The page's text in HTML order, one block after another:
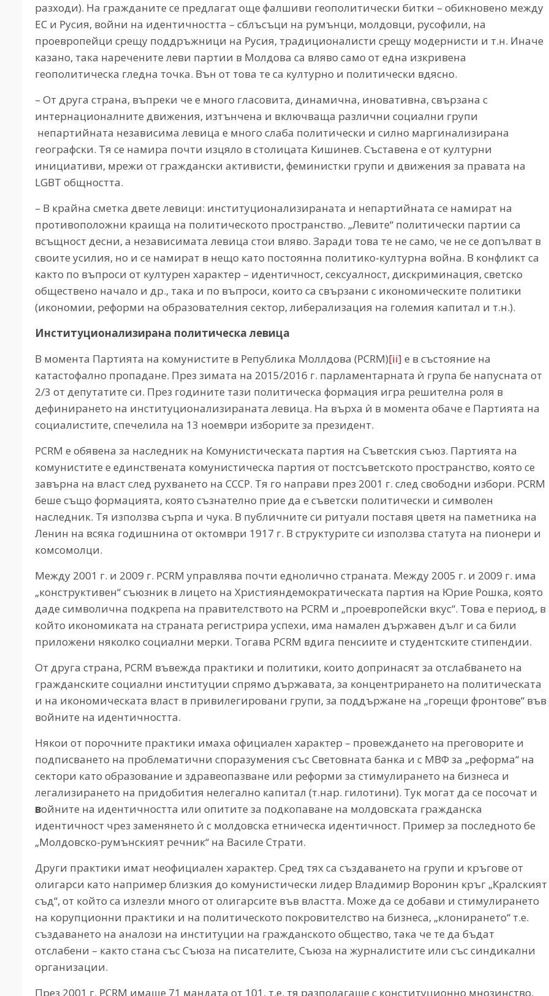
разходи). На гражданите се предлагат още фалшиви геополитически битки – обикновено между
ЕС и Русия, войни на идентичността – сблъсъци на румънци, молдовци, русофили, на
проевропейци срещу поддръжници на Русия, традиционалисти срещу модернисти и т.н. Иначе
казано, така наречените леви партии в Молдова са вляво само от една изкривена
геополитическа гледна точка. Вън от това те са културно и политически вдясно.
– От друга страна, въпреки че е много гласовита, динамична, иновативна, свързана с
интернационалните движения, изтънчена и включваща различни социални групи
непартийната независима левица е много слаба политически и силно маргинализирана
географски. Тя се намира почти изцяло в столицата Кишинев. Съставена е от културни
инициативи, мрежи от граждански активисти, феминистки групи и движения за правата на
LGBT общността.
– В крайна сметка двете левици: институционализираната и непартийната се намират на
противоположни краища на политическото пространство. „Левите“ политически партии са
всъщност десни, а независимата левица стои вляво. Заради това те не само, че не се допълват в
своите усилия, но и се намират в нещо като постоянна политико-културна война. В конфликт са
както по въпроси от културен характер – идентичност, сексуалност, дискриминация, светско
обществено начало и др., така и по въпроси, които са свързани с икономическите политики
(икономии, реформи на образователния сектор, либерализация на големия капитал и т.н.).
Институционализирана политическа левица
В момента Партията на комунистите в Република Моллдова (PCRM)[ii] е в състояние на
катастофално пропадане. През зимата на 2015/2016 г. парламентарната ѝ група бе напусната от
2/3 от депутатите си. През годините тази политическа формация игра решителна роля в
дефинирането на институционализираната левица. На върха ѝ в момента обаче е Партията на
социалистите, спечелила на 13 ноември изборите за президент.
PCRM е обявена за наследник на Комунистическата партия на Съветския съюз. Партията на
комунистите е единствената комунистическа партия от постсъветското пространство, която се
завърна на власт след рухването на СССР. Тя го направи през 2001 г. след свободни избори. PCRM
беше също формацията, която съзнателно прие да е съветски политически и символен
наследник. Тя използва сърпа и чука. В публичните си ритуали поставя цветя на паметника на
Ленин на всяка годишнина от октомври 1917 г. В структурите си използва статута на пионери и
комсомолци.
Между 2001 г. и 2009 г. PCRM управлява почти еднолично страната. Между 2005 г. и 2009 г. има
„конструктивен“ съюзник в лицето на Християндемократическата партия на Юрие Рошка, която
даде символична подкрепа на правителството на PCRM и „проевропейски вкус“. Това е период, в
който икономиката на страната регистрира успехи, има намален държавен дълг и са били
приложени няколко социални мерки. Тогава PCRM вдига пенсиите и студентските стипендии.
От друга страна, PCRM въвежда практики и политики, които допринасят за отслабването на
гражданските социални институции спрямо държавата, за концентрирането на политическата
и на икономическата власт в привилегировани групи, за поддържане на „горещи фронтове“ във
войните на идентичността.
Някои от порочните практики имаха официален характер – провеждането на преговорите и
подписването на проблематични споразумения със Световната банка и с МВФ за „реформа“ на
сектори като образование и здравеопазване или реформи за стимулирането на бизнеса и
легализирането на придобития нелегално капитал (т.нар. гилотини). Тук могат да се посочат и
войните на идентичността или опитите за подкопаване на молдовската гражданска
идентичност чрез заменянето ѝ с молдовска етническа идентичност. Пример за последното бе
„Молдовско-румънският речник“ на Василе Страти.
Други практики имат неофициален характер. Сред тях са създаването на групи и кръгове от
олигарси като например близкия до комунистически лидер Владимир Воронин кръг „Кралският
съд“, от който са излезли много от олигарсите във властта. Може да се добави и стимулирането
на корупционни практики и на политическото покровителство на бизнеса, „клонирането“ т.е.
създаването на аналози на институции на гражданското общество, така че те да бъдат
отслабени – както стана със Съюза на писателите, Съюза на журналистите или със синдикални
организации.
През 2001 г. PCRM имаше 71 мандата от 101, т.е. тя разполагаше с конституционно мнозинство,